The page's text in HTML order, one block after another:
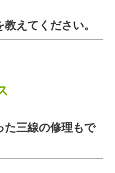
えてください。
三線の修理もで